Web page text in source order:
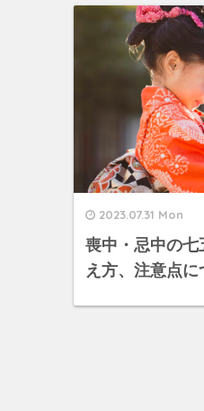
2023.07.31 Mon
喪中・忌中の
え方、注意点に